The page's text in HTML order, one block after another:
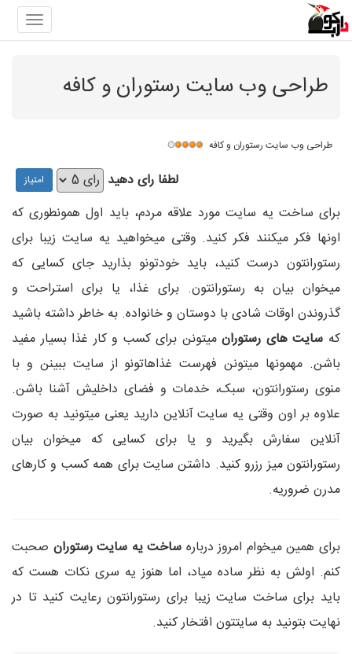
طراحی وب سایت رستوران و کافه
طراحی وب سایت رستوران و کافه
لطفا رای دهید
برای ساخت یه سایت مورد علاقه مردم، باید اول همونطوری که
اونها فکر میکنند فکر کنید. وقتی میخواهید یه سایت زیبا برای
رستورانتون درست کنید، باید خودتونو بذارید جای کسایی که
میخوان بیان به رستورانتون. برای غذا، یا برای استراحت و
گذروندن اوقات شادی با دوستان و خانواده. به خاطر داشته باشید
که سایت های رستورانمیتونن برای کسب و کار غذا بسیار مفید
باشن. مهمونها میتونن فهرست غذاهاتونو از سایت ببینن و با
منوی رستورانتون، سبک، خدمات و فضای داخلیش آشنا باشن.
علاوه بر اون وقتی یه سایت آنلاین دارید یعنی میتونید به صورت
آنلاین سفارش بگیرید و یا برای کسایی که میخوان بیان
رستورانتون میز رزرو کنید. داشتن سایت برای همه کسب و کارهای
مدرن ضروریه.
برای همین میخوام امروز درباره ساخت یه سایت رستوران صحبت
کنم. اولش به نظر ساده میاد، اما هنوز یه سری نکات هست که
باید برای ساخت سایت زیبا برای رستورانتون رعایت کنید تا در
نهایت بتونید به سایتتون افتخار کنید.